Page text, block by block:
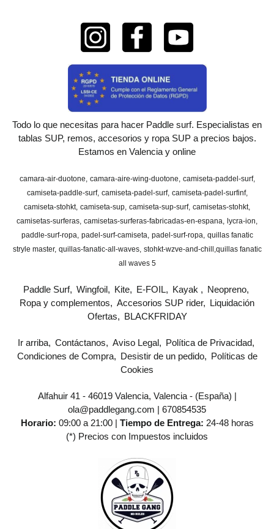
Todo lo que necesitas para hacer Paddle surf. Especialistas en
tablas SUP, remos, accesorios y ropa SUP a precios bajos.
Estamos en Valencia y online
camara-air-duotone camara-aire-wing-duotone camiseta-paddel-surf
camiseta-paddle-surf camiseta-padel-surf camiseta-padel-surfinf
camiseta-stohkt camiseta-sup camiseta-sup-surf camisetas-stohkt
camisetas-surferas camisetas-surferas-fabricadas-en-espana
lycra-ion
paddle-surf-ropa padel-surf-camiseta padel-surf-ropa quillas fanatic
stryle master quillas-fanatic-all-waves stohkt-wzve-and-chill
​quillas fanatic
all waves 5
Paddle Surf Wingfoil Kite E-FOIL Kayak
Neopreno
Ropa y complementos
Accesorios SUP rider
Liquidación
Ofertas
BLACKFRIDAY
Ir arriba Contáctanos Aviso Legal
Política de Privacidad
Condiciones de Compra
Desistir de un pedido
Políticas de
Cookies
Alfahuir 41 - 46019 Valencia, Valencia - (España) |
ola@paddlegang.com | 670854535
Horario: 09:00 a 21:00 | Tiempo de Entrega: 24-48 horas
(*) Precios con Impuestos incluidos